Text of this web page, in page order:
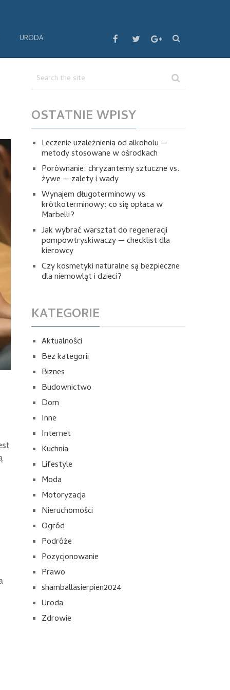
URODA
OSTATNIE WPISY
Leczenie uzależnienia od alkoholu —
metody stosowane w ośrodkach
Porównanie: chryzantemy sztuczne vs.
żywe — zalety i wady
Wynajem długoterminowy vs
krótkoterminowy: co się opłaca w
Marbelli?
Jak wybrać warsztat do regeneracji
pompowtryskiwaczy — checklist dla
kierowcy
Czy kosmetyki naturalne są bezpieczne
dla niemowląt i dzieci?
KATEGORIE
Aktualności
Bez kategorii
Biznes
Budownictwo
Dom
Inne
Internet
Kuchnia
Lifestyle
Moda
Motoryzacja
Nieruchomości
Ogród
Podróże
Pozycjonowanie
Prawo
shamballasierpien2024
Uroda
Zdrowie